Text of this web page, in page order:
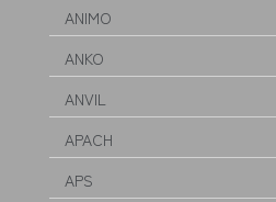
ANIMO
ANKO
ANVIL
APACH
APS